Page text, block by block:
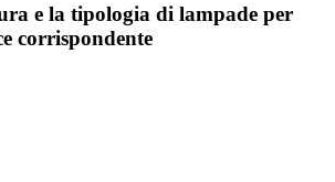
e la tipologia di lampade per
corrispondente